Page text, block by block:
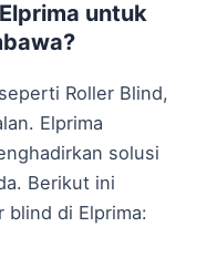
untuk
Roller Blind,
Elprima
solusi
Berikut ini
blind di Elprima: